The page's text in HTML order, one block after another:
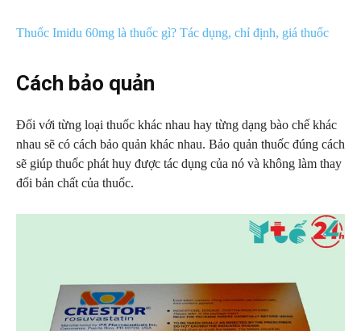
Thuốc Imidu 60mg là thuốc gì? Tác dụng, chỉ định, giá thuốc
Cách bảo quản
Đối với từng loại thuốc khác nhau hay từng dạng bào chế khác
nhau sẽ có cách bảo quản khác nhau. Bảo quản thuốc đúng cách
sẽ giúp thuốc phát huy được tác dụng của nó và không làm thay
đổi bản chất của thuốc.